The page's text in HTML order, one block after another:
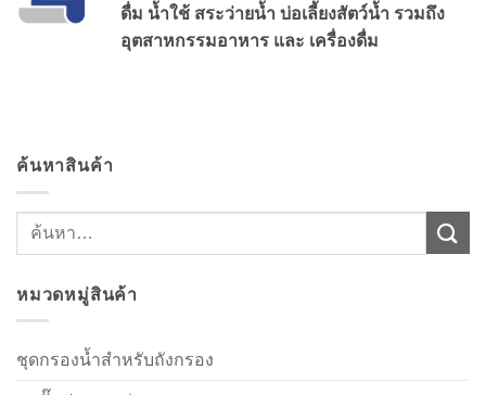
ดื่ม น้ำใช้ สระว่ายน้ำ บ่อเลี้ยงสัตว์น้ำ รวมถึง
อุตสาหกรรมอาหาร และ เครื่องดื่ม
ค้นหาสินค้า
ค้นหา:
หมวดหมู่สินค้า
ชุดกรองน้ำสำหรับถังกรอง